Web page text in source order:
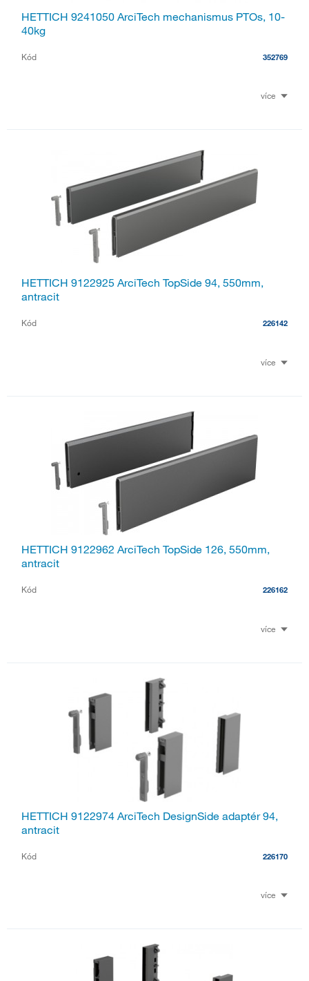
HETTICH 9241050 ArciTech mechanismus PTOs, 10-
40kg
Kód 352769
více
HETTICH 9122925 ArciTech TopSide 94, 550mm,
antracit
Kód 226142
více
HETTICH 9122962 ArciTech TopSide 126, 550mm,
antracit
Kód 226162
více
HETTICH 9122974 ArciTech DesignSide adaptér 94,
antracit
Kód 226170
více